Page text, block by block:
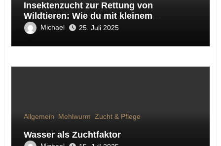
Insektenzucht zur Rettung von
Wildtieren: Wie du mit kleinem
Engagement Großes bewirkst
Michael 25. Juli 2025
Allgemein Mehlwurm Zucht & Pflege
Wasser als Zuchtfaktor